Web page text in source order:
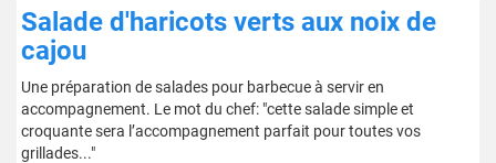
Salade d'haricots verts aux noix de
cajou
Une préparation de salades pour barbecue à servir en
accompagnement. Le mot du chef: "cette salade simple et
croquante sera l’accompagnement parfait pour toutes vos
grillades..."